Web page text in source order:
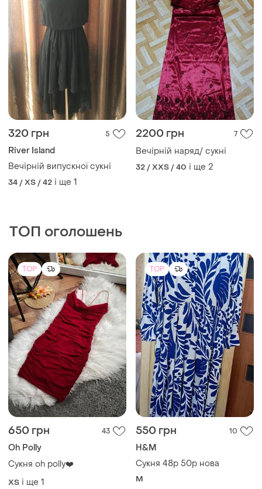
320 грн 5
River Island
Вечірній випускної сукні
34 / XS / 42 і ще 1
2200 грн 7
Вечірній наряд/ сукні
32 / XXS / 40 і ще 2
ТОП оголошень
TOP
650 грн 43
Oh Polly
Сукня oh polly❤️
ХS і ще 1
TOP
550 грн 10
H&M
Сукня 48р 50р нова
M